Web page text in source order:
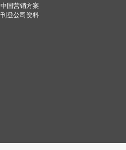
中国营销方案
刊登公司资料